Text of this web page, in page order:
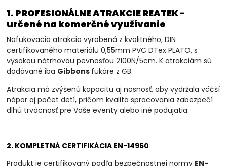
1. PROFESIONÁLNE ATRAKCIE REATEK -
určené na komerčné využívanie
Nafukovacia atrakcia vyrobená z kvalitného, DIN
certifikovaného materiálu 0,55mm PVC DTex PLATO, s
vysokou nátrhovou pevnosťou 2100N/5cm. K atrakciám sú
dodávané iba Gibbons fukáre z GB.
Atrakcia má zvýšenú kapacitu aj nosnosť, aby vydržala väčší
nápor aj počet detí, pričom kvalita spracovania zabezpečí
dlhú trvácnosť pre Vaše eventy alebo iné podujatia.
2. KOMPLETNÁ CERTIFIKÁCIA EN-14960
Produkt je certifikovaný podľa bezpečnostnej normy EN-